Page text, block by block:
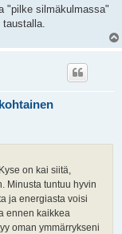
"pilke silmäkulmassa"
on kai siitä,
Minusta tuntuu hyvin
ja energiasta voisi
ennen kaikkea
oman ymmärrykseni